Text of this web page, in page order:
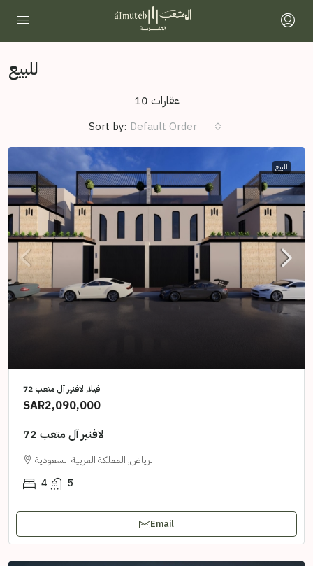
للبيع
10 عقارات
Sort by: Default Order
للبيع
فيلا, لافنير آل متعب 72
SAR2,090,000
لافنير آل متعب 72
الرياض, المملكة العربية السعودية
4 5
Email